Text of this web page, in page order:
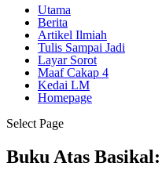
Utama
Berita
Artikel Ilmiah
Tulis Sampai Jadi
Layar Sorot
Maaf Cakap 4
Kedai LM
Homepage
Select Page
Buku Atas